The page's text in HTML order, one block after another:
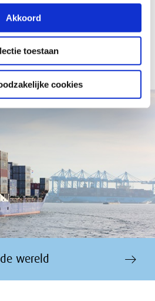
Akkoord
toestaan
cookies
intelligent herstelbeleid
wereld